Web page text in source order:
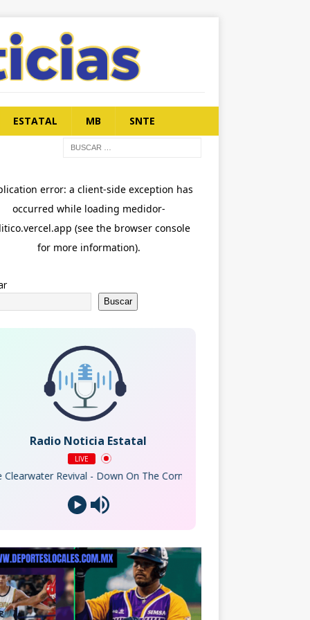
ESTATAL MB SNTE
Buscar
Radio Noticia Estatal
LIVE
Revival - Down On The Corner